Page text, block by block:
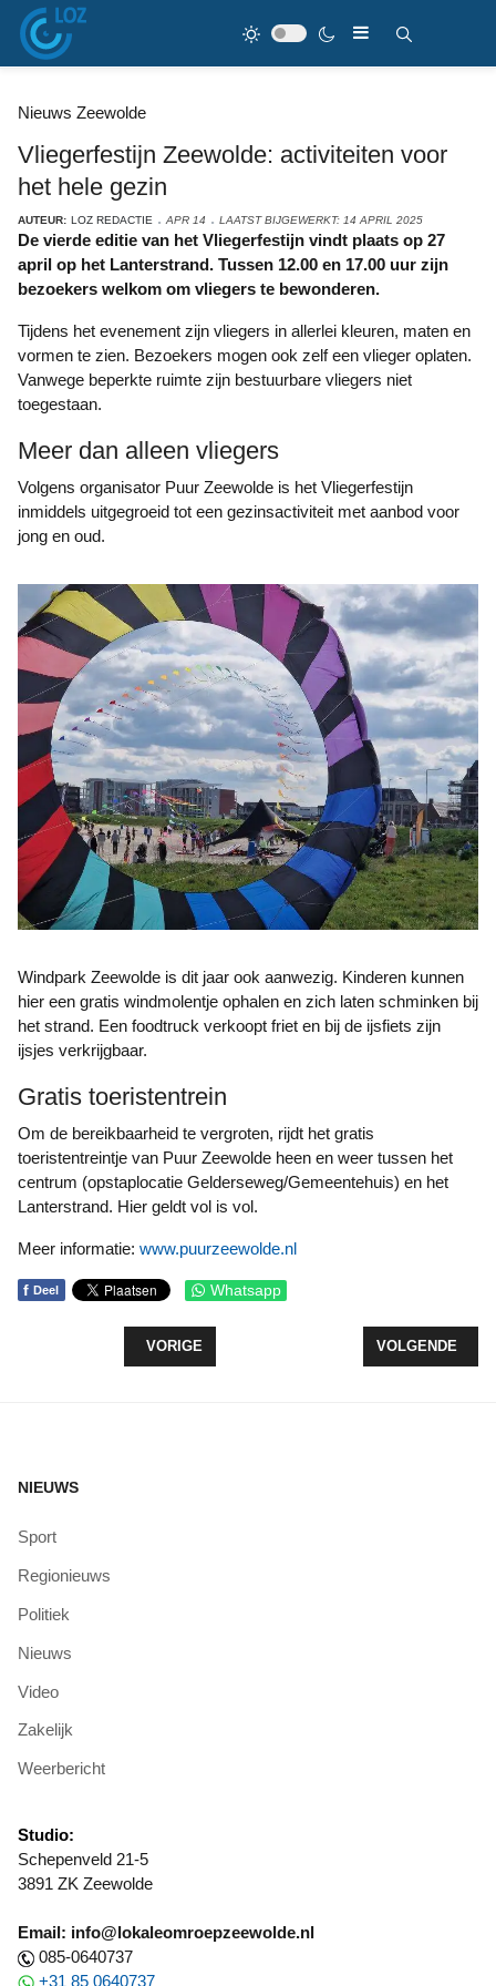
Nieuws Zeewolde
Vliegerfestijn Zeewolde: activiteiten voor
het hele gezin
AUTEUR: LOZ REDACTIE APR 14 LAATST BIJGEWERKT: 14 APRIL 2025
De vierde editie van het Vliegerfestijn vindt plaats op 27
april op het Lanterstrand. Tussen 12.00 en 17.00 uur zijn
bezoekers welkom om vliegers te bewonderen.
Tijdens het evenement zijn vliegers in allerlei kleuren, maten en
vormen te zien. Bezoekers mogen ook zelf een vlieger oplaten.
Vanwege beperkte ruimte zijn bestuurbare vliegers niet
toegestaan.
Meer dan alleen vliegers
Volgens organisator Puur Zeewolde is het Vliegerfestijn
inmiddels uitgegroeid tot een gezinsactiviteit met aanbod voor
jong en oud.
Windpark Zeewolde is dit jaar ook aanwezig. Kinderen kunnen
hier een gratis windmolentje ophalen en zich laten schminken bij
het strand. Een foodtruck verkoopt friet en bij de ijsfiets zijn
ijsjes verkrijgbaar.
Gratis toeristentrein
Om de bereikbaarheid te vergroten, rijdt het gratis
toeristentreintje van Puur Zeewolde heen en weer tussen het
centrum (opstaplocatie Gelderseweg/Gemeentehuis) en het
Lanterstrand. Hier geldt vol is vol.
Meer informatie: www.puurzeewolde.nl
f Deel Whatsapp
VORIG ARTIKEL: THE CRUCIFIXION IN DE OPEN
VORIGE VOLGENDE
VOLGENDE
NIEUWS
Sport
Regionieuws
Politiek
Nieuws
Video
Zakelijk
Weerbericht
Studio:
Schepenveld 21-5
3891 ZK Zeewolde
Email: info@lokaleomroepzeewolde.nl
085-0640737
+31 85 0640737